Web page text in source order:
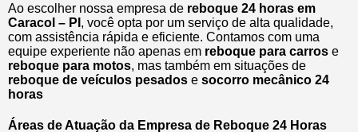
Ao escolher nossa empresa de reboque 24 horas em
Caracol – PI , você opta por um serviço de alta qualidade,
com assistência rápida e eficiente. Contamos com uma
equipe experiente não apenas em reboque para carros e
reboque para motos, mas também em situações de
reboque de veículos pesados e socorro mecânico 24
horas
Áreas de Atuação da Empresa de Reboque 24 Horas